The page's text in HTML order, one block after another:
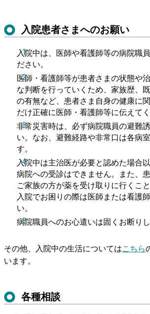
入院患者さまへのお願い
入院中は、医師や看護師等の病院職
ださい。
医師・看護師等が患者さまの状態や
な判断を行っていくため、家族歴、
の有無など、患者さま自身の健康に
だけ正確に医師・看護師等に伝えてく
非常災害時は、必ず病院職員の避難
い。なお、避難経路や非常口は各病
す。
入院中は主治医が必要と認めた場合
病院への受診はできません。また、
ご家族の方が薬を受け取りに行くこ
入院でお困りの際は医師または看護
い。
病院職員へのお心遣いは固くお断りし
その他、入院中の生活についてはこちら
います。
各種相談